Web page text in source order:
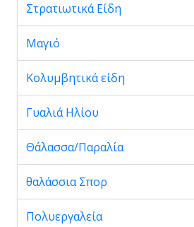
Στρατιωτικά Είδη
Μαγιό
Κολυμβητικά είδη
Γυαλιά Ηλίου
Θάλασσα/Παραλία
θαλάσσια Σπορ
Πολυεργαλεία